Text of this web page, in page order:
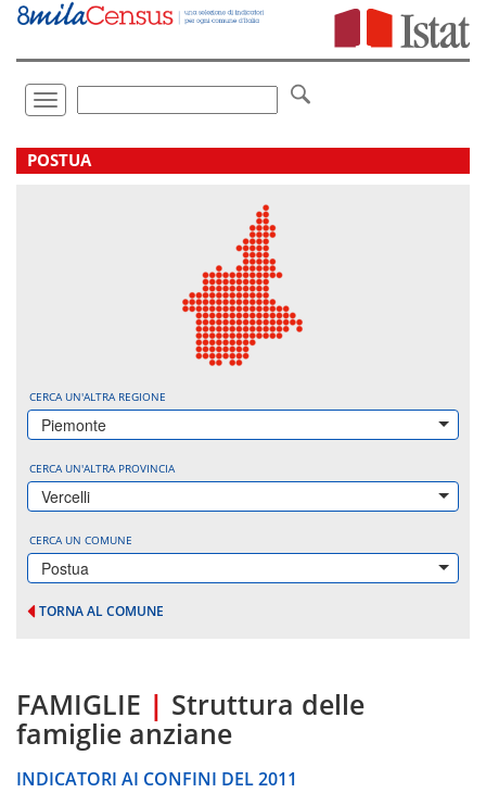
Vai
direttamente
Toggle
navigation
.
POSTUA
CERCA UN'ALTRA REGIONE
Piemonte
CERCA UN'ALTRA PROVINCIA
Vercelli
CERCA UN COMUNE
Postua
TORNA AL COMUNE
FAMIGLIE | Struttura delle
famiglie anziane
INDICATORI AI CONFINI DEL 2011